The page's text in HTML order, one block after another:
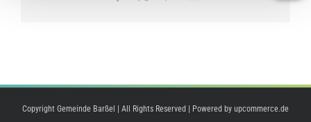
Copyright Gemeinde Barßel | All Rights Reserved | Powered by upcommerce.de